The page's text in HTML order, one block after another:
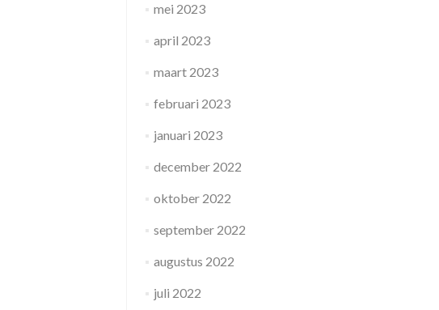
mei 2023
april 2023
maart 2023
februari 2023
januari 2023
december 2022
oktober 2022
september 2022
augustus 2022
juli 2022